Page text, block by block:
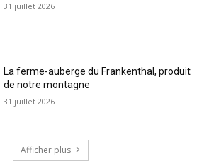
31 juillet 2026
La ferme-auberge du Frankenthal, produit
de notre montagne
31 juillet 2026
Afficher plus